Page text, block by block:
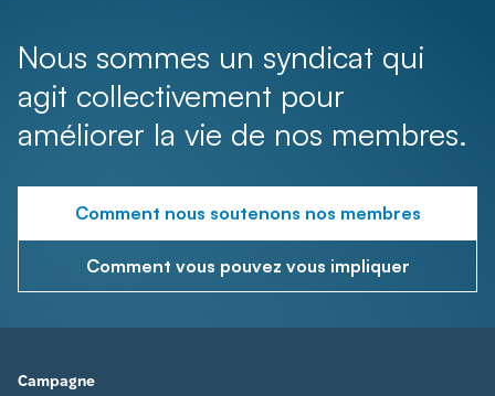
Nous sommes un syndicat qui
agit collectivement pour
améliorer la vie de nos membres.
Comment nous soutenons nos membres
Comment vous pouvez vous impliquer
Campagne